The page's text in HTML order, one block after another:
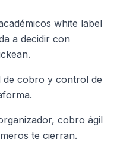
white label
a decidir con
de cobro y control de
cobro ágil
te cierran.